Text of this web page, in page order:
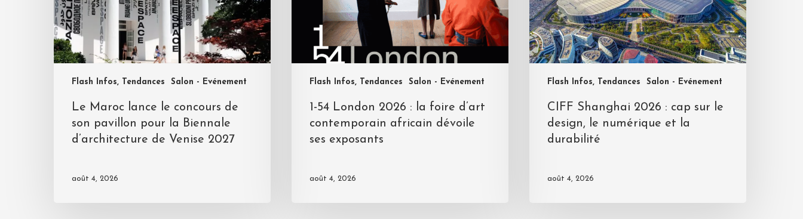
Flash Infos, Tendances Salon - Evénement
Le Maroc lance le concours de
son pavillon pour la Biennale
d’architecture de Venise 2027
août 4, 2026
Flash Infos, Tendances Salon - Evénement
1-54 London 2026 : la foire d’art
contemporain africain dévoile
ses exposants
août 4, 2026
Flash Infos, Tendances Salon - Evénement
CIFF Shanghai 2026 : cap sur le
design, le numérique et la
durabilité
août 4, 2026